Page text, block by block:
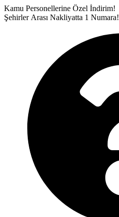
İçeriğe
atla
Kamu Personellerine Özel İndirim!
Şehirler Arası Nakliyatta 1 Numara!